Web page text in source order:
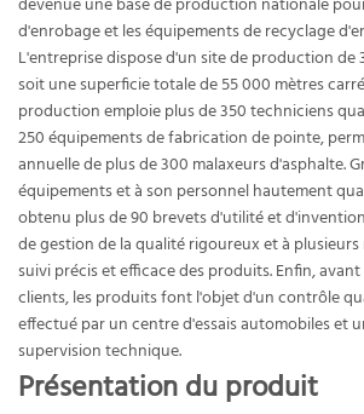
d'enrobage et les équipements de recyclage
L'entreprise dispose d'un site de production de
soit une superficie totale de 55 000 mètres
production emploie plus de 350 techniciens
250 équipements de fabrication de pointe,
annuelle de plus de 300 malaxeurs d'asphalte.
équipements et à son personnel hautement
obtenu plus de 90 brevets d'utilité et
de gestion de la qualité rigoureux et à
suivi précis et efficace des produits. Enfin,
clients, les produits font l'objet d'un contrôle
effectué par un centre d'essais automobiles et
supervision technique.
Présentation du produit